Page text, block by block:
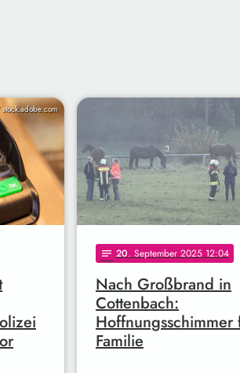
notes 20. September 2025 12:04
Nach Großbrand in
Cottenbach:
Hoffnungsschimmer
Familie